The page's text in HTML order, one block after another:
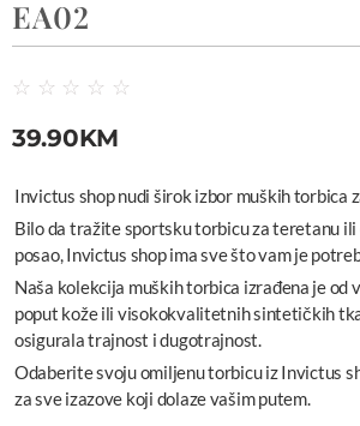
EA02
☆ ☆ ☆ ☆ ☆
39.90KM
Invictus shop nudi širok izbor muških torbica
Bilo da tražite sportsku torbicu za teretanu ili
posao, Invictus shop ima sve što vam je
Naša kolekcija muških torbica izrađena je od
poput kože ili visokokvalitetnih sintetičkih
osigurala trajnost i dugotrajnost.
Odaberite svoju omiljenu torbicu iz Invictus
za sve izazove koji dolaze vašim putem.